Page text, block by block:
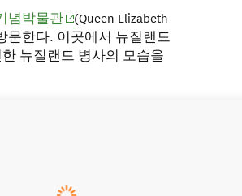
념박물관(opens in new window)
(Queen Elizabeth
문한다. 이곳에서 뉴질랜드
뉴질랜드 병사의 모습을